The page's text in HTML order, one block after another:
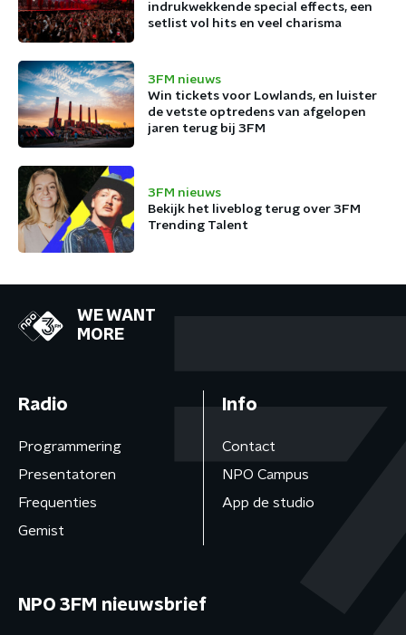
indrukwekkende special effects, een
setlist vol hits en veel charisma
3FM nieuws
Win tickets voor Lowlands, en luister
de vetste optredens van afgelopen
jaren terug bij 3FM
3FM nieuws
Bekijk het liveblog terug over 3FM
Trending Talent
WE WANT
MORE
Radio
Programmering
Presentatoren
Frequenties
Gemist
Info
Contact
NPO Campus
App de studio
NPO 3FM nieuwsbrief